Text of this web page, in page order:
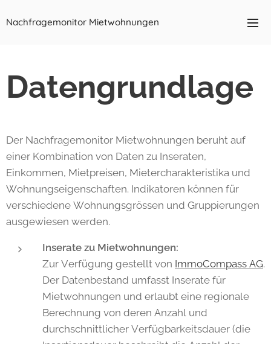
Nachfragemonitor Mietwohnungen
Datengrundlage
Der Nachfragemonitor Mietwohnungen beruht auf
einer Kombination von Daten zu Inseraten,
Einkommen, Mietpreisen, Mietercharakteristika und
Wohnungseigenschaften. Indikatoren können für
verschiedene Wohnungsgrössen und Gruppierungen
ausgewiesen werden.
Inserate zu Mietwohnungen:
Zur Verfügung gestellt von ImmoCompass AG.
Der Datenbestand umfasst Inserate für
Mietwohnungen und erlaubt eine regionale
Berechnung von deren Anzahl und
durchschnittlicher Verfügbarkeitsdauer (die